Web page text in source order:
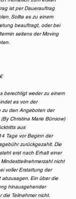
ist per Dauerauftrag
Sollte es zu einem
beauftragt, oder bei
seitens der Moving
berechtigt weder zu einem
es von der
zu den Angeboten der
Christina Marie Bünsow)
aus
Tage vor Beginn der
zurückgezahlt. Die
erst nach Erhalt einer
nicht
voller Erstattung der
abzusagen. Ein über die
hinausgehender
die Teilnehmer nicht.